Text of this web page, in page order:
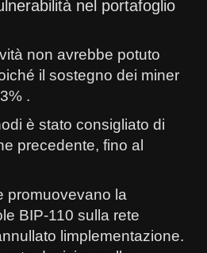
nel portafoglio
non avrebbe potuto
il sostegno dei miner
.
è stato consigliato di
precedente, fino al
promuovevano la
BIP-110 sulla rete
limplementazione.